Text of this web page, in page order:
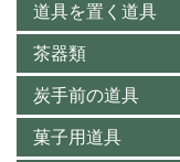
道具を置く道具
茶器類
炭手前の道具
菓子用道具